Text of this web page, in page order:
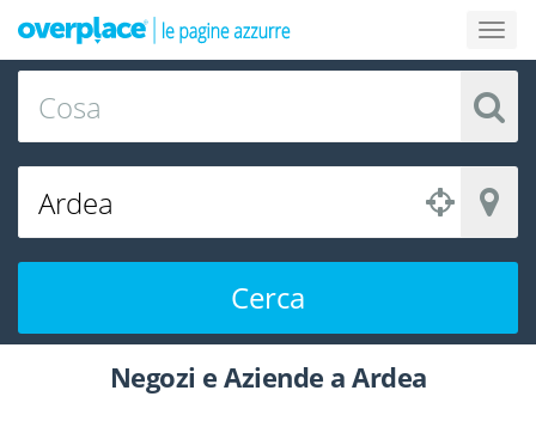
Cerca
Negozi e Aziende a Ardea